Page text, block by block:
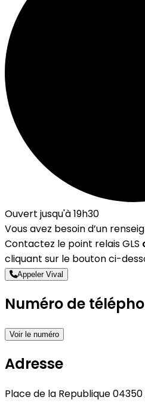
Ouvert jusqu'à 19h30
Vous avez besoin d’un
Contactez le point relais GLS
cliquant sur le bouton ci-
Appeler Vival
Numéro de
Voir le numéro
Adresse
Place de la Republique 04350